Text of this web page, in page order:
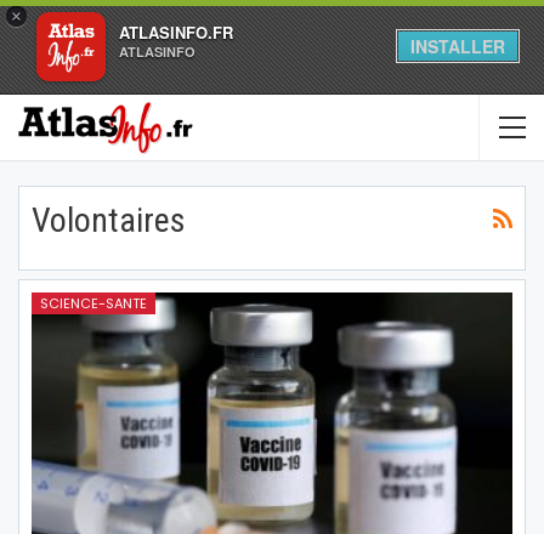
×
ATLASINFO.FR
ATLASINFO INSTALLER
Volontaires
SCIENCE-SANTE